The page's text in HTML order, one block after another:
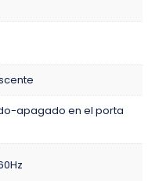
apagado en el porta